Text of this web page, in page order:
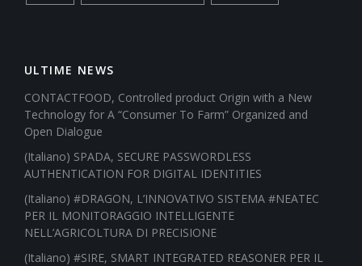
ULTIME NEWS
CONTACTFOOD, Controlled product Origin with a New
Technology for A “Consumer To Farm” Organized and
Open Dialogue
(Italiano) SPADA, SECURE PASSWORDLESS
AUTHENTICATION FOR DIGITAL IDENTITIES
(Italiano) #DRAGON, L’INNOVATIVO SISTEMA #NEATEC
PER IL MONITORAGGIO INTELLIGENTE
NELL’AGRICOLTURA DI PRECISIONE
(Italiano) #SIRE, SMART INTEGRATED REASONER PER IL